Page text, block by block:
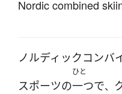
Nordic combined
ノルディックコンバ
スポーツの
ひと
一つで、